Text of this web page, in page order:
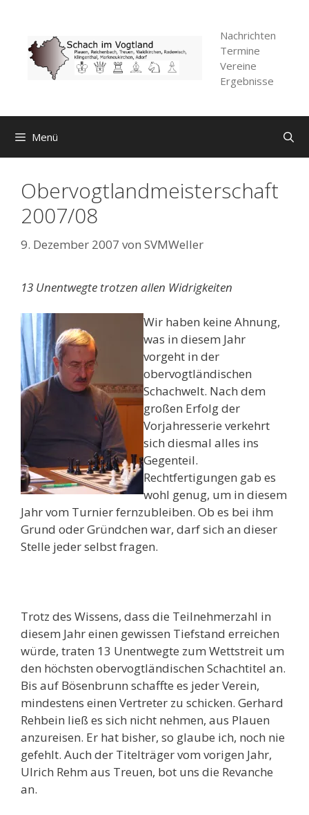
springen
Nachrichten
Termine
Vereine
Ergebnisse
Menü
Obervogtlandmeisterschaft
2007/08
9. Dezember 2007 von SVMWeller
13 Unentwegte trotzen allen Widrigkeiten
Wir haben keine Ahnung,
was in diesem Jahr
vorgeht in der
obervogtländischen
Schachwelt. Nach dem
großen Erfolg der
Vorjahresserie verkehrt
sich diesmal alles ins
Gegenteil.
Rechtfertigungen gab es
wohl genug, um in diesem
Jahr vom Turnier fernzubleiben. Ob es bei ihm
Grund oder Gründchen war, darf sich an dieser
Stelle jeder selbst fragen.
Trotz des Wissens, dass die Teilnehmerzahl in
diesem Jahr einen gewissen Tiefstand erreichen
würde, traten 13 Unentwegte zum Wettstreit um
den höchsten obervogtländischen Schachtitel an.
Bis auf Bösenbrunn schaffte es jeder Verein,
mindestens einen Vertreter zu schicken. Gerhard
Rehbein ließ es sich nicht nehmen, aus Plauen
anzureisen. Er hat bisher, so glaube ich, noch nie
gefehlt. Auch der Titelträger vom vorigen Jahr,
Ulrich Rehm aus Treuen, bot uns die Revanche
an.